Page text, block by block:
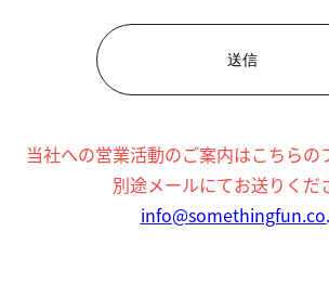
お客様からお預かりした個人情報は、弊
ーポリシーに従って管理いたします。
お客様の個人情報とは、お名前、郵便番
番号、生年月日、メールアドレス、クレ
お客様の個人情報は、弊社の管理する
からのお問い合わせ時、弊社のサービス
いた際に取得いたします。
【2】 個人情報の利用方法に関して
当社への営業活動のご案内はこちらの
別途メールにてお送りくだ